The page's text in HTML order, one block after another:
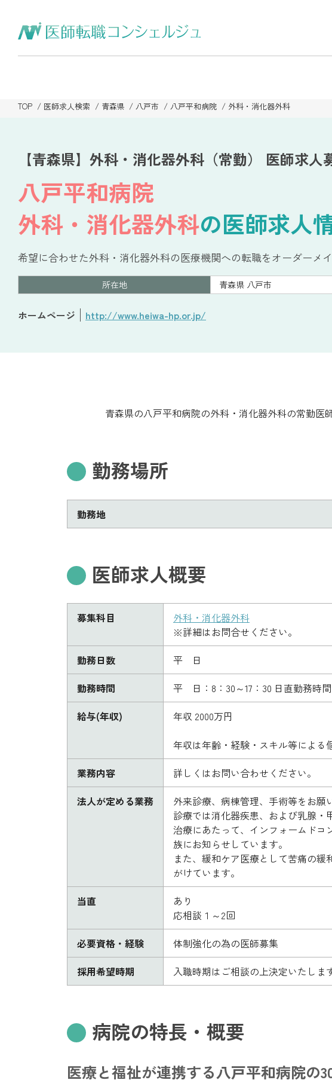
TOP 医師求人検索 青森県 八戸市 八戸平和病院 外科・消化器外科
【青森県】外科・消化器外科（常勤） 医師求人
八戸平和病院
外科・消化器外科の医師求人
希望に合わせた外科・消化器外科の医療機関への転職をオーダーメ
所在地 青森県 八戸市
ホームページ http://www.heiwa-hp.or.jp/
青森県の八戸平和病院の外科・消化器外科の常勤医
勤務場所
勤務地
医師求人概要
募集科目
外科・消化器外科
※詳細はお問合せください。
勤務日数
平 日
勤務時間
平 日：8：30～17：30 日直勤務時
給与(年収)
年収 2000万円
年収は年齢・経験・スキル等による
業務内容
詳しくはお問い合わせください。
法人が定める業務
外来診療、病棟管理、手術等をお願
診療では消化器疾患、および乳腺・
治療にあたって、インフォームドコ
族にお知らせしています。
また、緩和ケア医療として苦痛の
がけています。
当直
あり
応相談１～2回
必要資格・経験
体制強化の為の医師募集
採用希望時期
入職時期はご相談の上決定いたしま
病院の特長・概要
医療と福祉が連携する八戸平和病院の